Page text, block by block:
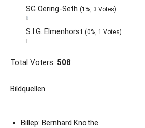
SG Oering-Seth (1%, 3 Votes)
S.I.G. Elmenhorst (0%, 1 Votes)
Total Voters: 508
Bildquellen
Billep: Bernhard Knothe